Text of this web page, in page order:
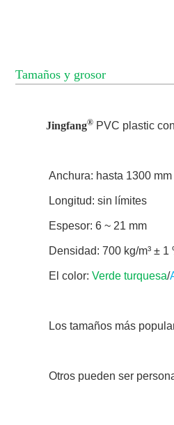
Tamaños y grosor
Jingfang® PVC plastic
Anchura: hasta 1300 mm
Longitud: sin límites
Espesor: 6 ~ 21 mm
Densidad: 700 kg/m³ ±
El color: Verde turquesa/
Los tamaños más
Otros pueden ser